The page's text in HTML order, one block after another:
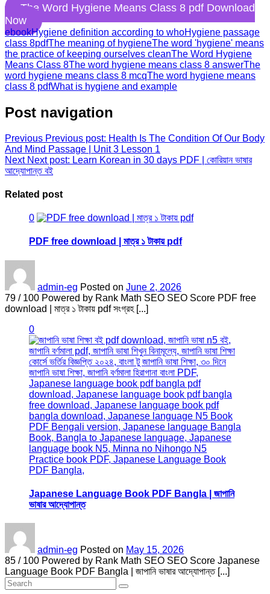
The Word Hygiene Means Class 8 pdf Download
Now
ebookHygiene definition according to whoHygiene passage
class 8pdfThe meaning of hygieneThe word 'hygiene' means
the practice of keeping ourselves cleanThe Word Hygiene
Means Class 8The word hygiene means class 8 answerThe
word hygiene means class 8 mcqThe word hygiene means
class 8 pdfWhat is hygiene and example
Post navigation
Previous Previous post: Health Is The Condition Of Our Body
And Mind Passage | Unit 3 Lesson 1
Next Next post: Learn Korean in 30 days PDF | কোরিয়ান ভাষার
আদ্যোপান্ত বই
Related post
0
PDF free download | মাত্র ১ টাকায় pdf
admin-eg Posted on June 2, 2026
79 / 100 Powered by Rank Math SEO SEO Score PDF free
download | মাত্র ১ টাকায় pdf সংগ্রহ [...]
0
Japanese Language Book PDF Bangla | জাপানি
ভাষার আদ্যোপান্ত
admin-eg Posted on May 15, 2026
85 / 100 Powered by Rank Math SEO SEO Score Japanese
Language Book PDF Bangla | জাপানি ভাষার আদ্যোপান্ত [...]